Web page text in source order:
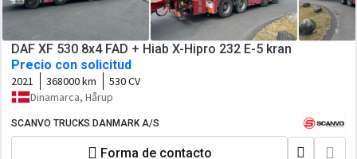
DAF XF 530 8x4 FAD + Hiab X-Hipro 232 E-5 kran
Precio con solicitud
2021 368000 km
530 CV
Dinamarca, Hårup
SCANVO TRUCKS DANMARK A/S
Forma de contacto